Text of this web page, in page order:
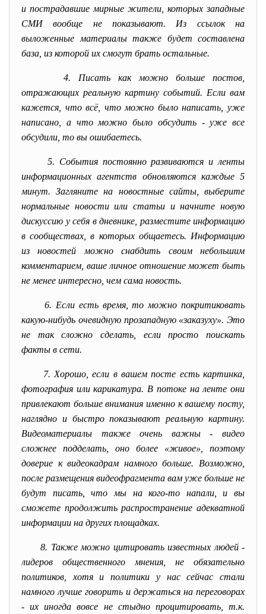
и пострадавшие мирные жители, которых западные
СМИ вообще не показывают. Из ссылок на
выложенные материалы также будет составлена
база, из которой их смогут брать остальные.
4. Писать как можно больше постов,
отражающих реальную картину событий. Если вам
кажется, что всё, что можно было написать, уже
написано, а что можно было обсудить - уже все
обсудили, то вы ошибаетесь.
5. События постоянно развиваются и ленты
информационных агентств обновляются каждые 5
минут. Загляните на новостные сайты, выберите
нормальные новости или статьи и начните новую
дискуссию у себя в дневнике, разместите информацию
в сообществах, в которых общаетесь. Информацию
из новостей можно снабдить своим небольшим
комментарием, ваше личное отношение может быть
не менее интересно, чем сама новость.
6. Если есть время, то можно покритиковать
какую-нибудь очевидную прозападную «заказуху». Это
не так сложно сделать, если просто поискать
факты в сети.
7. Хорошо, если в вашем посте есть картинка,
фотография или карикатура. В потоке на ленте они
привлекают больше внимания именно к вашему посту,
наглядно и быстро показывают реальную картину.
Видеоматериалы также очень важны - видео
сложнее подделать, оно более «живое», поэтому
доверие к видеокадрам намного больше. Возможно,
после размещения видеофрагмента вам уже больше не
будут писать, что мы на кого-то напали, и вы
сможете продолжить распространение адекватной
информации на других площадках.
8. Также можно цитировать известных людей -
лидеров общественного мнения, не обязательно
политиков, хотя и политики у нас сейчас стали
намного лучше говорить и держаться на переговорах
- их иногда вовсе не стыдно процитировать, т.к.